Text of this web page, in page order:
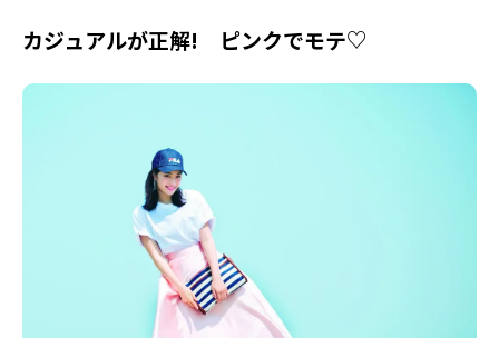
MAGAZINE
INFORMATION
Follow us
ST member
カジュアルが正解! ピンクでモテ♡